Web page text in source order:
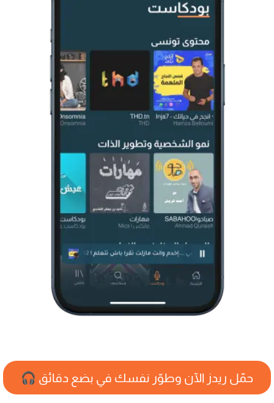
حمّل ريدز الآن وطوّر نفسك في بضع دقائق 🎧